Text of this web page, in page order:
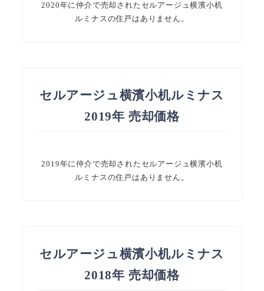
2020年に仲介で売却されたセルアージュ横濱小机
ルミナスの住戸はありません。
セルアージュ横濱小机ルミナス
2019年 売却価格
2019年に仲介で売却されたセルアージュ横濱小机
ルミナスの住戸はありません。
セルアージュ横濱小机ルミナス
2018年 売却価格